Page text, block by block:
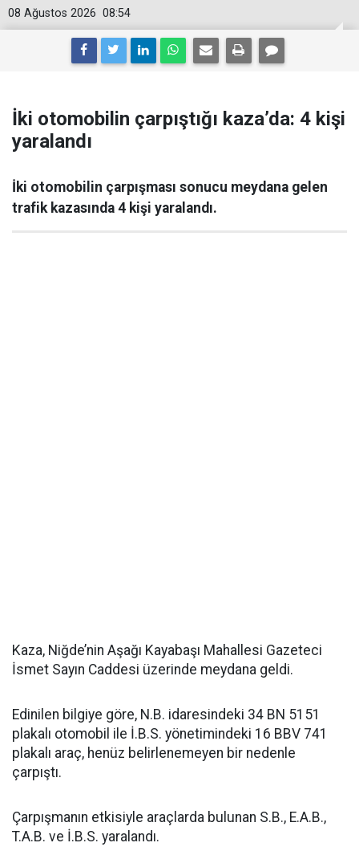
08:54
08 Ağustos 2026
İki otomobilin çarpıştığı kaza’da: 4 kişi
yaralandı
İki otomobilin çarpışması sonucu meydana gelen
trafik kazasında 4 kişi yaralandı.
Kaza, Niğde’nin Aşağı Kayabaşı Mahallesi Gazeteci
İsmet Sayın Caddesi üzerinde meydana geldi.
Edinilen bilgiye göre, N.B. idaresindeki 34 BN 5151
plakalı otomobil ile İ.B.S. yönetimindeki 16 BBV 741
plakalı araç, henüz belirlenemeyen bir nedenle
çarpıştı.
Çarpışmanın etkisiyle araçlarda bulunan S.B., E.A.B.,
T.A.B. ve İ.B.S. yaralandı.